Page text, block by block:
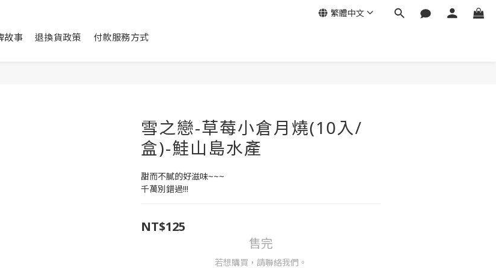
故事 退換貨政策 付款服務方式
繁體中文
雪之戀-草莓小倉月燒(10入/
盒)-鮭山島水產
甜而不膩的好滋味~~~
千萬別錯過!!!
NT$125
售完
若想購買，請聯絡我們。